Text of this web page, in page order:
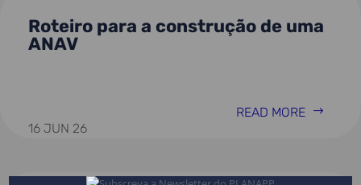
Roteiro para a construção de uma
ANAV
16 JUN 26
READ MORE